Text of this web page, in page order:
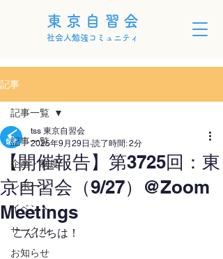
東京自習会
社会人勉強コミュニティ
記事
記事一覧
企画・制度
レポート
イベント
サークル
お知らせ
記事一覧
【開催報告】第3725回：東
京自習会（9/27）@Zoom
Meetings
tss 東京自習会
2025年9月29日 読了時間: 2分
こんにちは！